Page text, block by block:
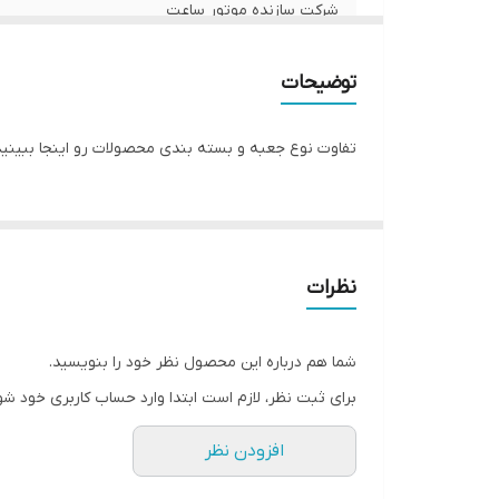
شرکت سازنده موتور ساعت
توضیحات
تفاوت نوع جعبه و بسته بندی محصولات رو اینجا
نظرات
شما هم درباره این محصول نظر خود را بنویسید.
برای ثبت نظر، لازم است ابتدا وارد حساب کاربری خود
افزودن نظر